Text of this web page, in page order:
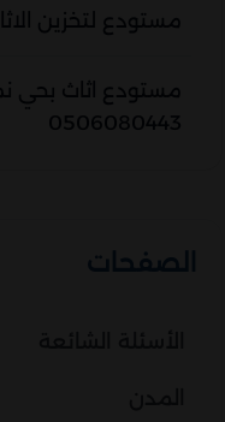
مستودع لتخزين
مستودع اثاث بحي
0506080443